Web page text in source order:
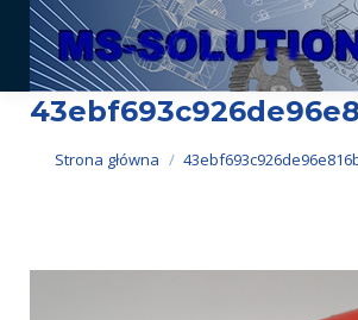
Jesteś tutaj:
Strona główna